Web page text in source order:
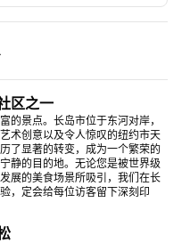
1
1页，共 1 页
区之一
的景点。长岛市位于东河对岸，
术创意以及令人惊叹的纽约市天
了显著的转变，成为一个繁荣的
静的目的地。无论您是被世界级
展的美食场景所吸引，我们在长
，定会给每位访客留下深刻印